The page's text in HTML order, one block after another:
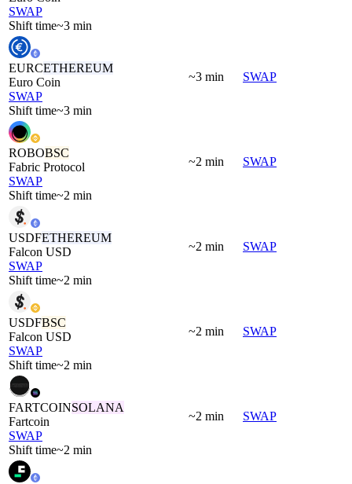
SWAP
Shift time~3 min
EURCETHEREUM
Euro Coin
SWAP
Shift time~3 min
~3 min SWAP
ROBOBSC
Fabric Protocol
SWAP
Shift time~2 min
~2 min SWAP
USDFETHEREUM
Falcon USD
SWAP
Shift time~2 min
~2 min SWAP
USDFBSC
Falcon USD
SWAP
Shift time~2 min
~2 min SWAP
FARTCOINSOLANA
Fartcoin
SWAP
Shift time~2 min
~2 min SWAP